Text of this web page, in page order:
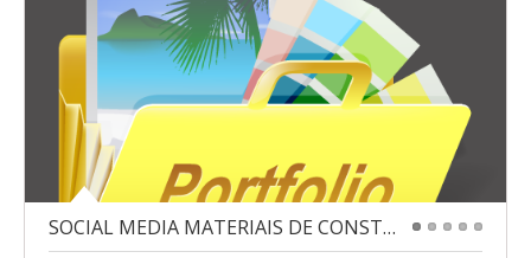
SOCIAL MEDIA MATERIAIS DE CONSTRUÇÃO